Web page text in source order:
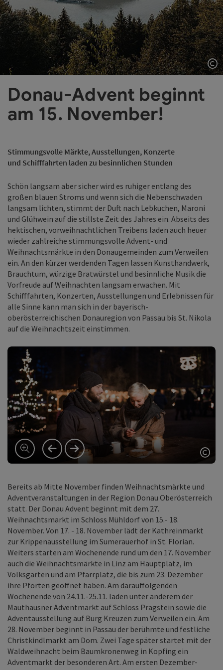
Donau-Advent beginnt
am 15. November!
Stimmungsvolle Märkte, Ausstellungen, Konzerte
und Schifffahrten laden zu besinnlichen Stunden
Schön langsam aber sicher wird es ruhiger entlang des
großen blauen Stroms und wenn sich die Nebenschwaden
langsam lichten, stimmt der Duft nach Lebkuchen, Maroni
und Glühwein auf die stillste Zeit des Jahres ein. Abseits des
hektischen, vorweihnachtlichen Treibens laden auch heuer
wieder zahlreiche stimmungsvolle Advent- und
Weihnachtsmärkte in den Donaugemeinden zum Verweilen
ein. An den kürzer werdenden Tagen lassen Kunsthandwerk,
Brauchtum, würzige Bratwürstel und besinnliche Musik die
Vorfreude auf Weihnachten langsam erwachen. Mit
Schifffahrten, Konzerten, Ausstellungen und Erlebnissen für
alle Sinne kann man sich in der bayerisch-
oberösterreichischen Donauregion von Passau bis St. Nikola
auf die Weihnachtszeit einstimmen.
vorheriges Element
nächstes Element
Bereits ab Mitte November finden Weihnachtsmärkte und
Adventveranstaltungen in der Region Donau Oberösterreich
statt. Der Donau Advent beginnt mit dem 27.
Weihnachtsmarkt im Schloss Mühldorf von 15.- 18.
November. Von 17. - 18. November lädt der Kathreinmarkt
zur Krippenausstellung im Sumerauerhof in St. Florian.
Weiters starten am Wochenende rund um den 17. November
auch die Weihnachtsmärkte in Linz am Hauptplatz, im
Volksgarten und am Pfarrplatz, die bis zum 23. Dezember
ihre Pforten geöffnet haben. Am darauffolgenden
Wochenende von 24.11.-25.11. laden unter anderem der
Mauthausner Adventmarkt auf Schloss Pragstein sowie die
Adventausstellung auf Burg Kreuzen zum Verweilen ein. Am
28. November beginnt in Passau der berühmte und festliche
Christkindlmarkt am Dom. Zwei Tage später startet mit der
Waldweihnacht beim Baumkronenweg in Kopfing ein
Adventmarkt der besonderen Art. Am ersten Dezember-